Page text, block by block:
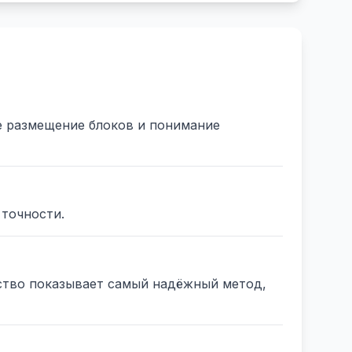
блоков и понимание
показывает самый надёжный метод,